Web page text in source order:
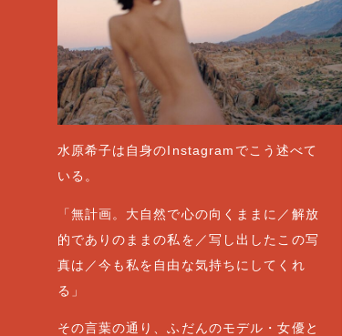
水原希子は自身のInstagramでこう述べて
いる。
「無計画。大自然で心の向くままに／解放
的でありのままの私を／写し出したこの写
真は／今も私を自由な気持ちにしてくれ
る」
その言葉の通り、ふだんのモデル・女優と